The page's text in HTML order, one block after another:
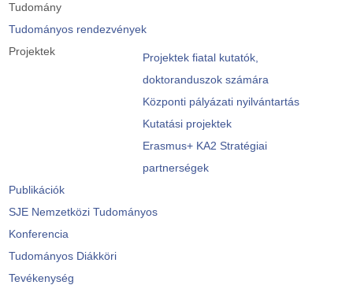
Tudomány
Tudományos rendezvények
Projektek
Projektek fiatal kutatók,
doktoranduszok számára
Központi pályázati nyilvántartás
Kutatási projektek
Erasmus+ KA2 Stratégiai
partnerségek
Publikációk
SJE Nemzetközi Tudományos
Konferencia
Tudományos Diákköri
Tevékenység